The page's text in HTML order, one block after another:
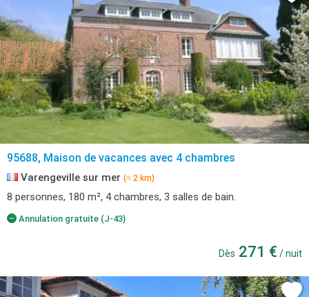
95688, Maison de vacances avec 4 chambres
Varengeville sur mer (≈ 2 km)
8 personnes, 180 m², 4 chambres, 3 salles de bain.
Annulation gratuite (J-43)
Dès 271 € / nuit